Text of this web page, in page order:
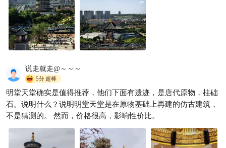
说走就走@～～～
5分超棒
明堂天堂确实是值得推荐，他们下面有遗迹，是唐代原物，柱础
石。说明什么？说明明堂天堂是在原物基础上再建的仿古建筑，
不是猜测的。 然而，价格很高，影响性价比。